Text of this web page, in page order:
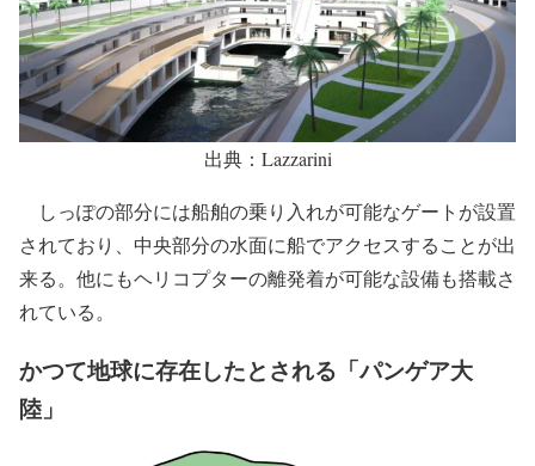
出典：Lazzarini
しっぽの部分には船舶の乗り入れが可能なゲートが設置
されており、中央部分の水面に船でアクセスすることが出
来る。他にもヘリコプターの離発着が可能な設備も搭載さ
れている。
かつて地球に存在したとされる「パンゲア大
陸」